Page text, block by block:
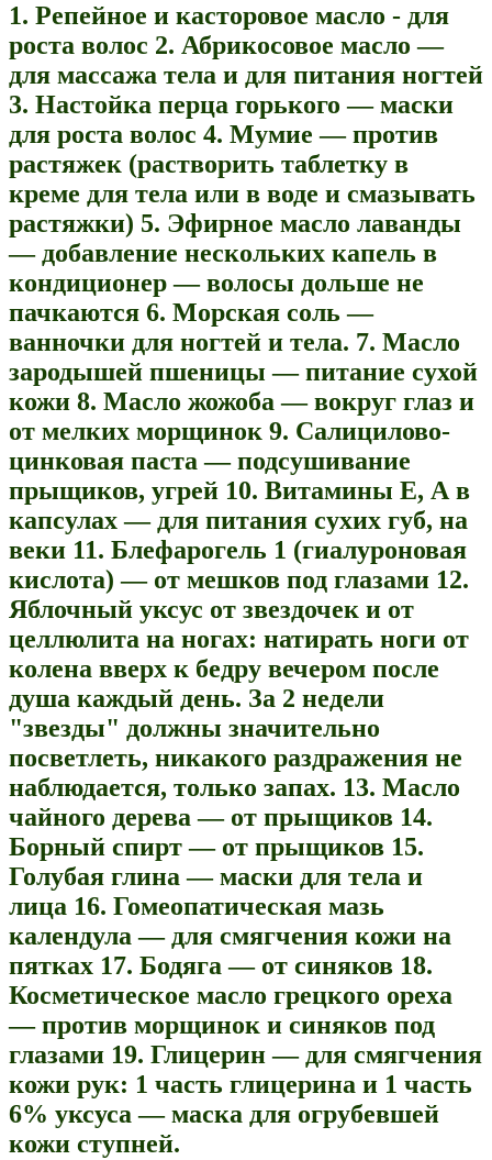
1. Репейное и касторовое масло - для
роста волос 2. Абрикосовое масло —
для массажа тела и для питания ногтей
3. Настойка перца горького — маски
для роста волос 4. Мумие — против
растяжек (растворить таблетку в
креме для тела или в воде и смазывать
растяжки) 5. Эфирное масло лаванды
— добавление нескольких капель в
кондиционер — волосы дольше не
пачкаются 6. Морская соль —
ванночки для ногтей и тела. 7. Масло
зародышей пшеницы — питание сухой
кожи 8. Масло жожоба — вокруг глаз и
от мелких морщинок 9. Салицилово-
цинковая паста — подсушивание
прыщиков, угрей 10. Витамины Е, А в
капсулах — для питания сухих губ, на
веки 11. Блефарогель 1 (гиалуроновая
кислота) — от мешков под глазами 12.
Яблочный уксус от звездочек и от
целлюлита на ногах: натирать ноги от
колена вверх к бедру вечером после
душа каждый день. За 2 недели
"звезды" должны значительно
посветлеть, никакого раздражения не
наблюдается, только запах. 13. Масло
чайного дерева — от прыщиков 14.
Борный спирт — от прыщиков 15.
Голубая глина — маски для тела и
лица 16. Гомеопатическая мазь
календула — для смягчения кожи на
пятках 17. Бодяга — от синяков 18.
Косметическое масло грецкого ореха
— против морщинок и синяков под
глазами 19. Глицерин — для смягчения
кожи рук: 1 часть глицерина и 1 часть
6% уксуса — маска для огрубевшей
кожи ступней.